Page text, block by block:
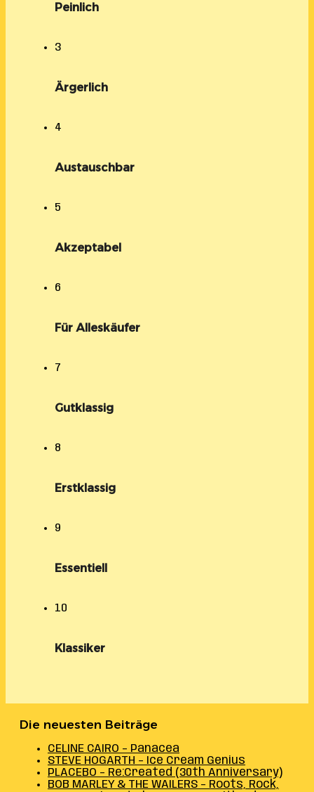
Peinlich
3
Ärgerlich
4
Austauschbar
5
Akzeptabel
6
Für Alleskäufer
7
Gutklassig
8
Erstklassig
9
Essentiell
10
Klassiker
Die neuesten Beiträge
CELINE CAIRO – Panacea
STEVE HOGARTH – Ice Cream Genius
PLACEBO – Re:Created (30th Anniversary)
BOB MARLEY & THE WAILERS – Roots, Rock,